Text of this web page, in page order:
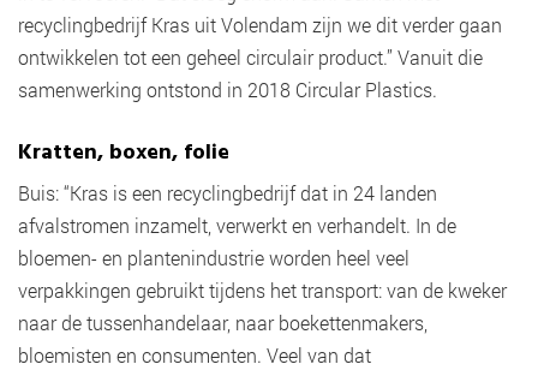
recyclingbedrijf Kras uit Volendam zijn we dit verder gaan
ontwikkelen tot een geheel circulair product.” Vanuit die
samenwerking ontstond in 2018 Circular Plastics.
Kratten, boxen, folie
Buis: “Kras is een recyclingbedrijf dat in 24 landen
afvalstromen inzamelt, verwerkt en verhandelt. In de
bloemen- en plantenindustrie worden heel veel
verpakkingen gebruikt tijdens het transport: van de kweker
naar de tussenhandelaar, naar boekettenmakers,
bloemisten en consumenten. Veel van dat